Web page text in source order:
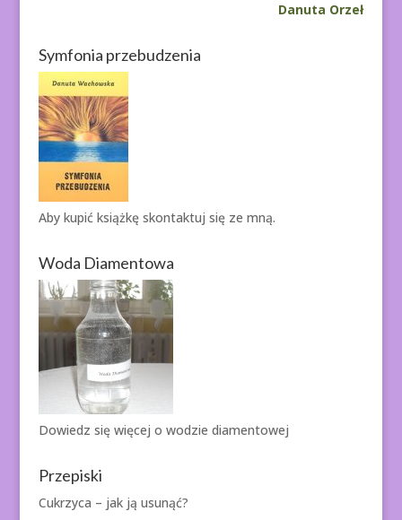
Danuta Orzeł
Symfonia przebudzenia
Aby kupić książkę skontaktuj się ze mną.
Woda Diamentowa
Dowiedz się więcej o wodzie diamentowej
Przepiski
Cukrzyca – jak ją usunąć?